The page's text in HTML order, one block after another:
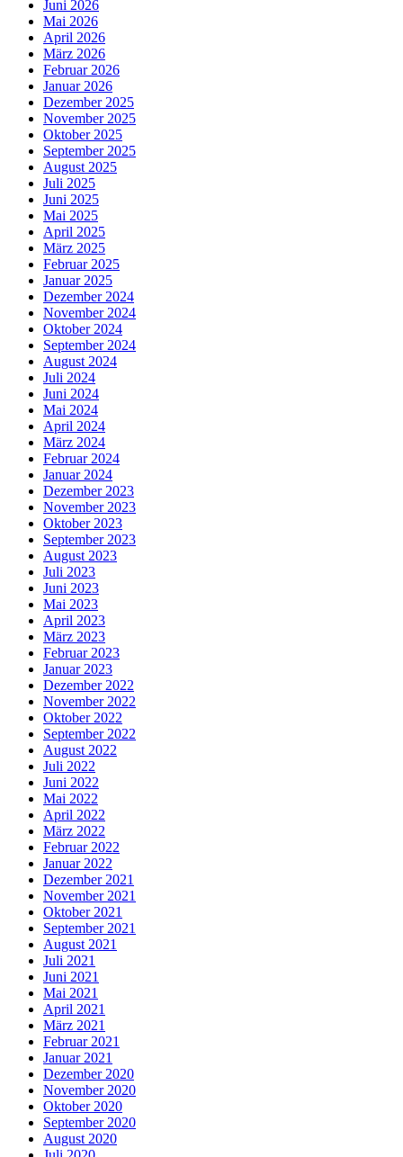
Juni 2026
Mai 2026
April 2026
März 2026
Februar 2026
Januar 2026
Dezember 2025
November 2025
Oktober 2025
September 2025
August 2025
Juli 2025
Juni 2025
Mai 2025
April 2025
März 2025
Februar 2025
Januar 2025
Dezember 2024
November 2024
Oktober 2024
September 2024
August 2024
Juli 2024
Juni 2024
Mai 2024
April 2024
März 2024
Februar 2024
Januar 2024
Dezember 2023
November 2023
Oktober 2023
September 2023
August 2023
Juli 2023
Juni 2023
Mai 2023
April 2023
März 2023
Februar 2023
Januar 2023
Dezember 2022
November 2022
Oktober 2022
September 2022
August 2022
Juli 2022
Juni 2022
Mai 2022
April 2022
März 2022
Februar 2022
Januar 2022
Dezember 2021
November 2021
Oktober 2021
September 2021
August 2021
Juli 2021
Juni 2021
Mai 2021
April 2021
März 2021
Februar 2021
Januar 2021
Dezember 2020
November 2020
Oktober 2020
September 2020
August 2020